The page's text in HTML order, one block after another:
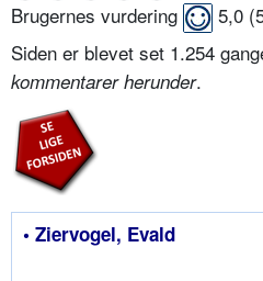
Brugernes vurdering 5,0 (
Siden er blevet set 1.254
kommentarer herunder.
• Ziervogel, Evald